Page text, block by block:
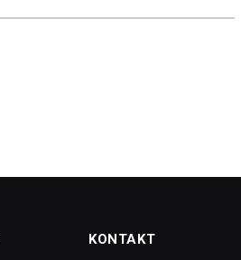
KONTAKT